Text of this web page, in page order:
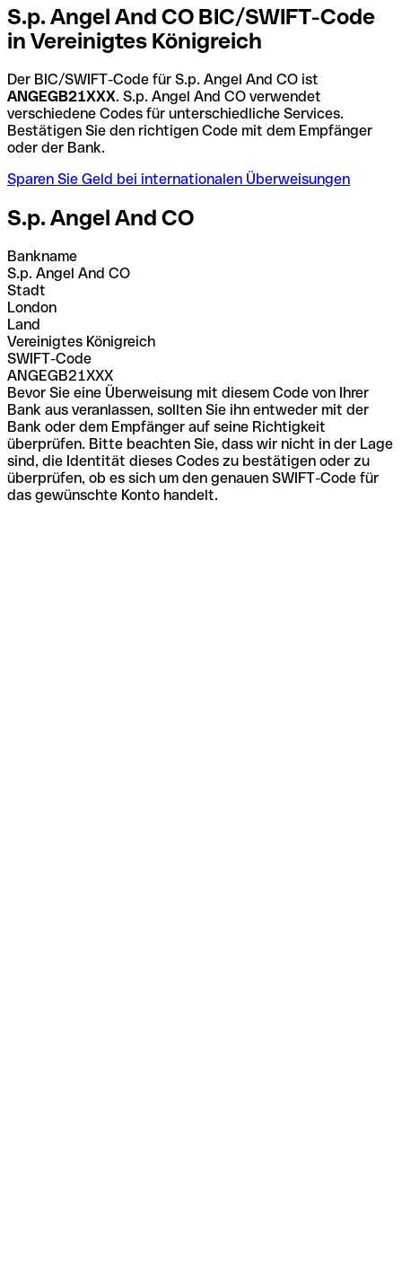
S.p. Angel And CO BIC/SWIFT-Code
in Vereinigtes Königreich
Der BIC/SWIFT-Code für S.p. Angel And CO ist
ANGEGB21XXX. S.p. Angel And CO verwendet
verschiedene Codes für unterschiedliche Services.
Bestätigen Sie den richtigen Code mit dem Empfänger
oder der Bank.
Sparen Sie Geld bei internationalen Überweisungen
S.p. Angel And CO
Bankname
S.p. Angel And CO
Stadt
London
Land
Vereinigtes Königreich
SWIFT-Code
ANGEGB21XXX
Bevor Sie eine Überweisung mit diesem Code von Ihrer
Bank aus veranlassen, sollten Sie ihn entweder mit der
Bank oder dem Empfänger auf seine Richtigkeit
überprüfen. Bitte beachten Sie, dass wir nicht in der Lage
sind, die Identität dieses Codes zu bestätigen oder zu
überprüfen, ob es sich um den genauen SWIFT-Code für
das gewünschte Konto handelt.